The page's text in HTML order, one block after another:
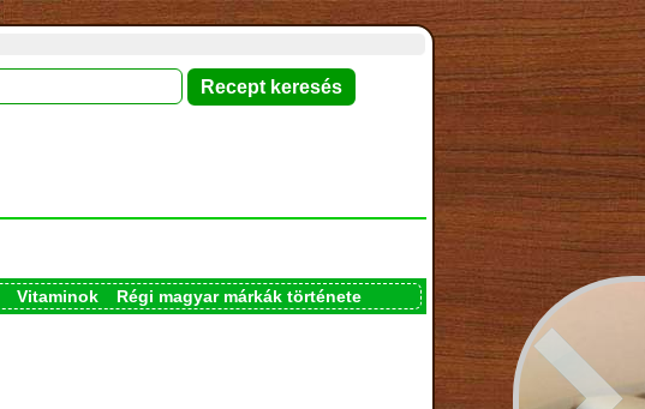
Vitaminok
Régi magyar márkák története